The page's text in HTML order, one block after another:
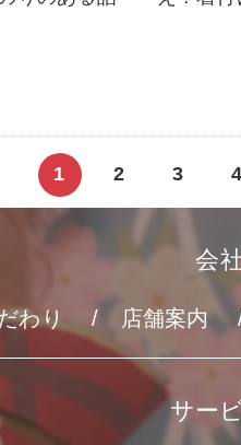
1 2 3 4
会
わり 店舗案内
サー